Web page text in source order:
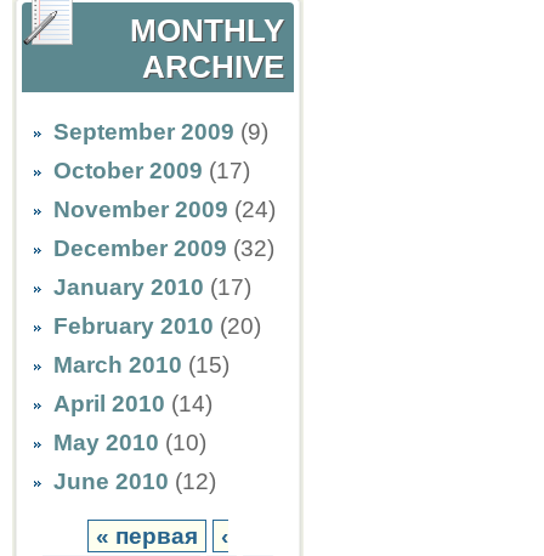
MONTHLY
ARCHIVE
September 2009 (9)
October 2009 (17)
November 2009 (24)
December 2009 (32)
January 2010 (17)
February 2010 (20)
March 2010 (15)
April 2010 (14)
May 2010 (10)
June 2010 (12)
« первая
‹